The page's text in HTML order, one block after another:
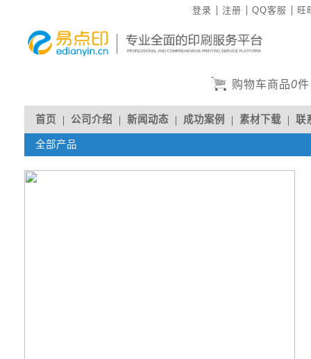
登录 注册 QQ客服 旺
购物车商品0件
首页 公司介绍 新闻动态 成功案例 素材下载 联
人才招聘
全部产品